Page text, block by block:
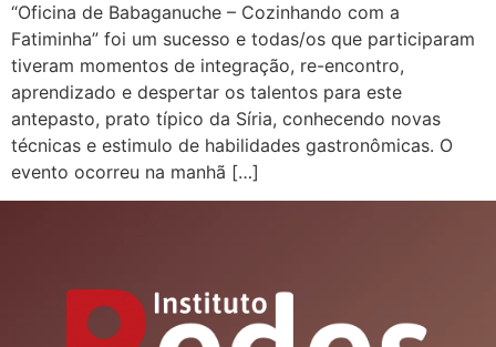
“Oficina de Babaganuche – Cozinhando com a
Fatiminha” foi um sucesso e todas/os que participaram
tiveram momentos de integração, re-encontro,
aprendizado e despertar os talentos para este
antepasto, prato típico da Síria, conhecendo novas
técnicas e estimulo de habilidades gastronômicas. O
evento ocorreu na manhã […]